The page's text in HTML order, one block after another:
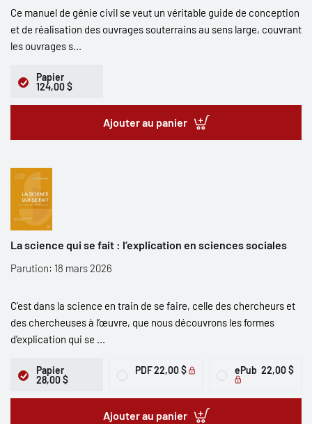
Ce manuel de génie civil se veut un véritable guide de conception
et de réalisation des ouvrages souterrains au sens large, couvrant
les ouvrages s...
Papier
124,00 $
Ajouter au panier
La science qui se fait : l’explication en sciences sociales
Parution: 18 mars 2026
C’est dans la science en train de se faire, celle des chercheurs et
des chercheuses à l’œuvre, que nous découvrons les formes
d’explication qui se ...
Papier
28,00 $
PDF22,00 $ ePub 22,00 $
Ajouter au panier